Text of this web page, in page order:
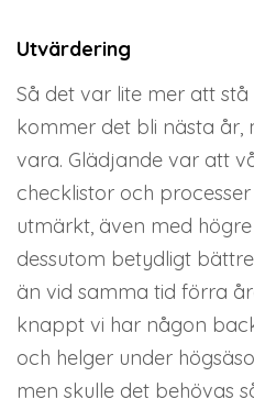
Utvärdering
Så det var lite mer att
kommer det bli nästa år,
vara. Glädjande var att
checklistor och
utmärkt, även med
dessutom betydligt
än vid samma tid förra
knappt vi har någon
och helger under
men skulle det behövas